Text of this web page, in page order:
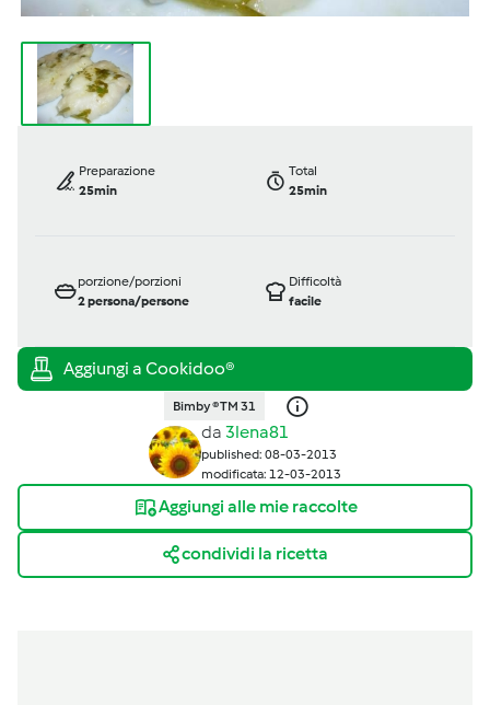
Preparazione
25min
Total
25min
porzione/porzioni
2persona/persone
Difficoltà
facile
Bimby ® TM 31
da 3lena81
published: 08-03-2013
modificata: 12-03-2013
Aggiungi alle mie raccolte
condividi la ricetta